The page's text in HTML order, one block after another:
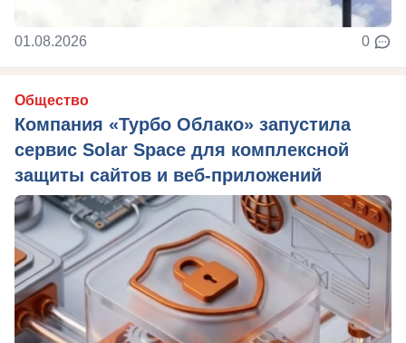
01.08.2026 0
Общество
Компания «Турбо Облако» запустила
сервис Solar Space для комплексной
защиты сайтов и веб-приложений